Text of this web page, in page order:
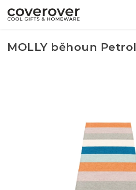
MOLLY běhoun Petrol